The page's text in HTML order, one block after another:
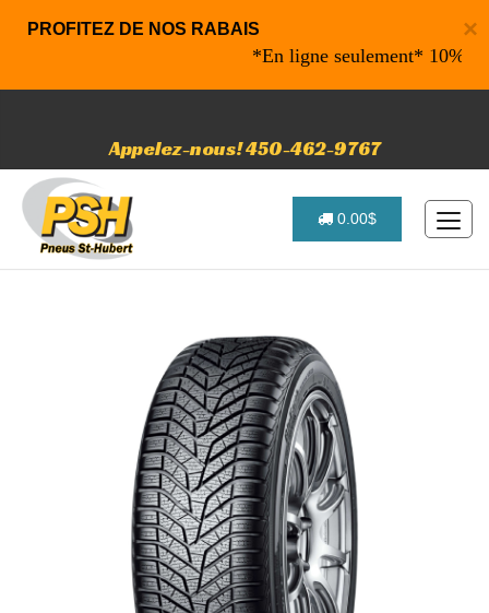
×
PROFITEZ DE NOS RABAIS
*En ligne seulement* 10% de
Appelez-nous! 450-462-9767
0.00$